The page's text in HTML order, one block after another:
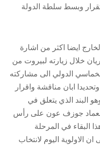
وبسط سلطة الدولة
ايضا اكثر من اشارة
خلال زيارته لبيروت من
الدولي الى مشاركته
ابان مناقشة واقرار
البند الذي يتعلق في
جوزف عون على رأس
البقاء في المرحلة
الاولوية اليوم لانتخاب